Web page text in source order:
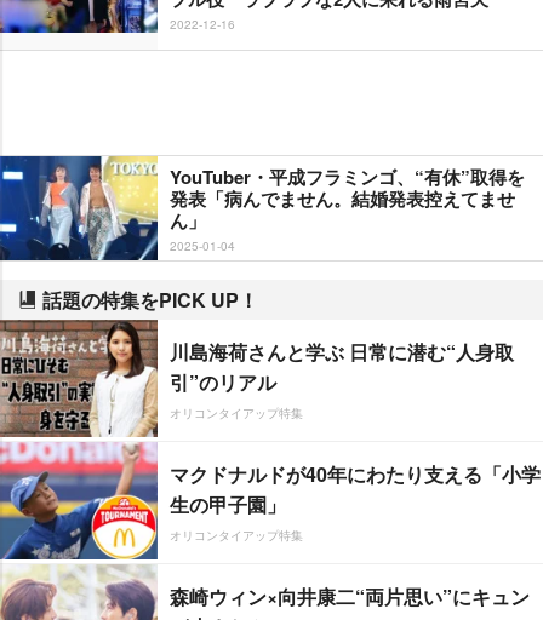
2022-12-16
YouTuber・平成フラミンゴ、“有休”取得を
発表「病んでません。結婚発表控えてませ
ん」
2025-01-04
話題の特集をPICK UP！
川島海荷さんと学ぶ 日常に潜む“人身取
引”のリアル
オリコンタイアップ特集
マクドナルドが40年にわたり支える「小学
生の甲子園」
オリコンタイアップ特集
森崎ウィン×向井康二“両片思い”にキュン